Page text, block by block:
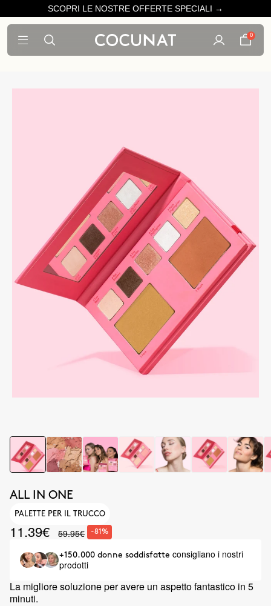
SCOPRI LE NOSTRE OFFERTE SPECIALI →
0
ALL IN ONE
PALETTE PER IL TRUCCO
11.39€ 59.95€ -81%
+150.000 donne soddisfatte consigliano i nostri
prodotti
La migliore soluzione per avere un aspetto fantastico in 5
minuti.